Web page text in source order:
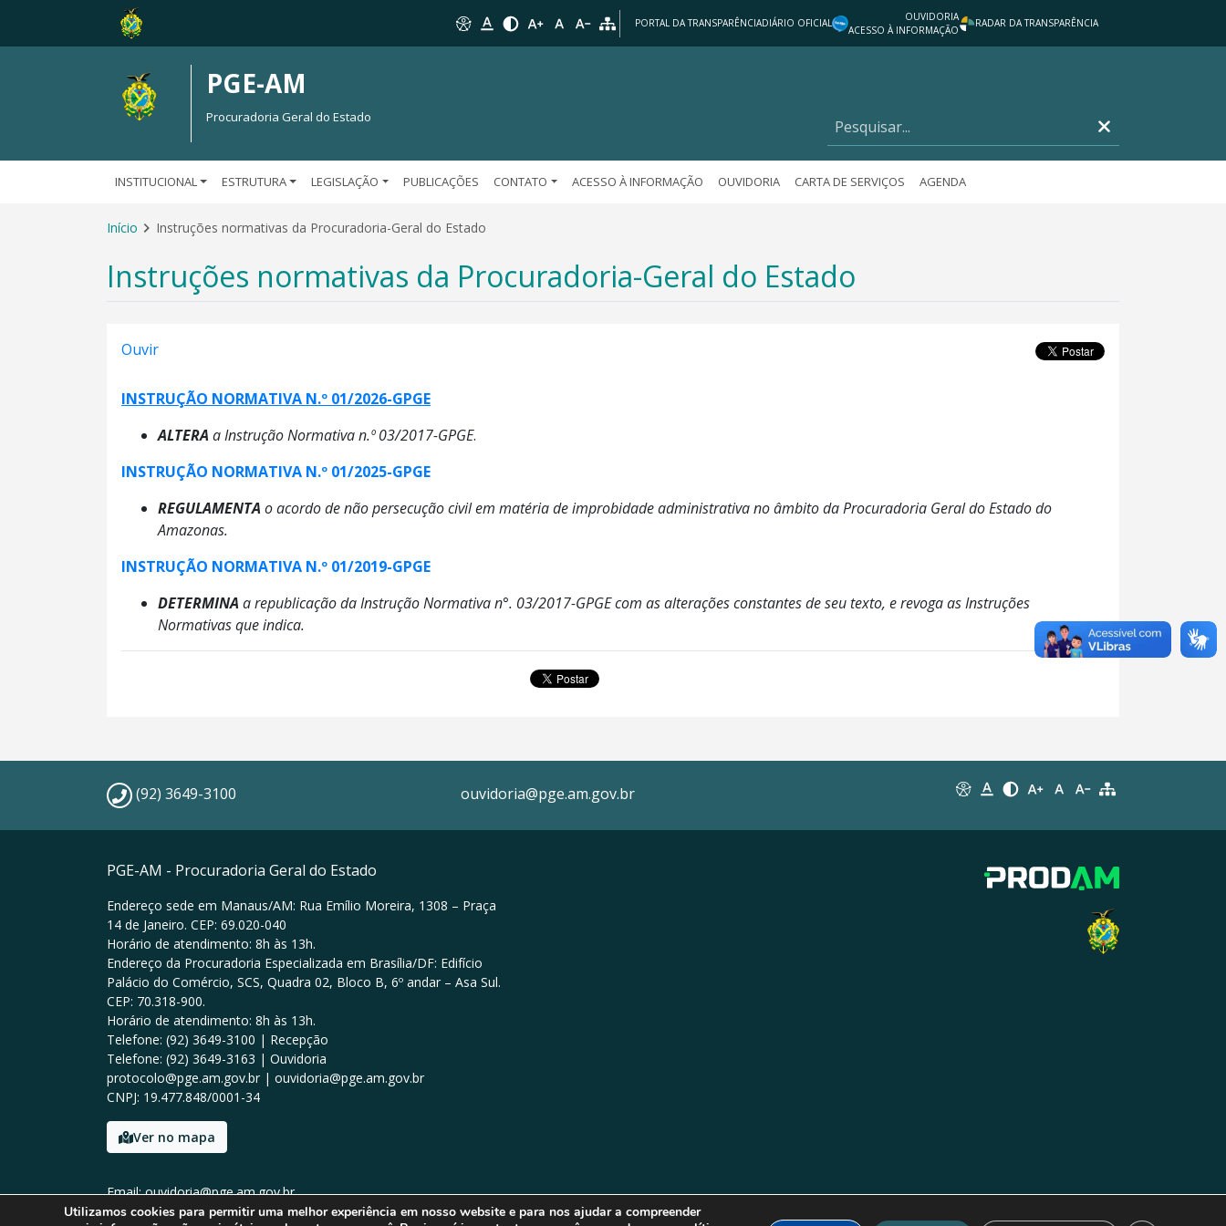
PORTAL DA TRANSPARÊNCIADIÁRIO OFICIAL
OUVIDORIA
ACESSO À INFORMAÇÃO
RADAR DA TRANSPARÊNCIA
PGE-AM
Procuradoria Geral do Estado
INSTITUCIONAL ESTRUTURA LEGISLAÇÃO PUBLICAÇÕES CONTATO ACESSO À INFORMAÇÃO OUVIDORIA CARTA DE SERVIÇOS AGENDA
Início Instruções normativas da Procuradoria-Geral do Estado
Instruções normativas da Procuradoria-Geral do Estado
Ouvir
INSTRUÇÃO NORMATIVA N.º 01/2026-GPGE
ALTERA a Instrução Normativa n.º 03/2017-GPGE.
INSTRUÇÃO NORMATIVA N.º 01/2025-GPGE
REGULAMENTA o acordo de não persecução civil em matéria de improbidade administrativa no âmbito da Procuradoria Geral do Estado do
Amazonas.
INSTRUÇÃO NORMATIVA N.º 01/2019-GPGE
DETERMINA a republicação da Instrução Normativa n°. 03/2017-GPGE com as alterações constantes de seu texto, e revoga as Instruções
Normativas que indica.
(92) 3649-3100 ouvidoria@pge.am.gov.br
PGE-AM - Procuradoria Geral do Estado
Endereço sede em Manaus/AM: Rua Emílio Moreira, 1308 – Praça
14 de Janeiro. CEP: 69.020-040
Horário de atendimento: 8h às 13h.
Endereço da Procuradoria Especializada em Brasília/DF: Edifício
Palácio do Comércio, SCS, Quadra 02, Bloco B, 6º andar – Asa Sul.
CEP: 70.318-900.
Horário de atendimento: 8h às 13h.
Telefone: (92) 3649-3100 | Recepção
Telefone: (92) 3649-3163 | Ouvidoria
protocolo@pge.am.gov.br | ouvidoria@pge.am.gov.br
CNPJ: 19.477.848/0001-34
Ver no mapa
Email: ouvidoria@pge.am.gov.br
Tel: (92) 3649-3100
Utilizamos cookies para permitir uma melhor experiência em nosso website e para nos ajudar a compreender